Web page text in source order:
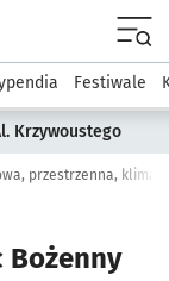
Kultura
Festiwale
Krzywoustego
Bożenny